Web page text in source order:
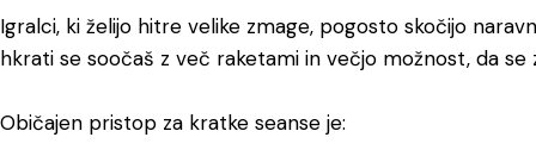
Igralci, ki želijo hitre velike zmage, pogosto skočijo
hkrati se soočaš z več raketami in večjo možnost, da se
Običajen pristop za kratke seanse je: